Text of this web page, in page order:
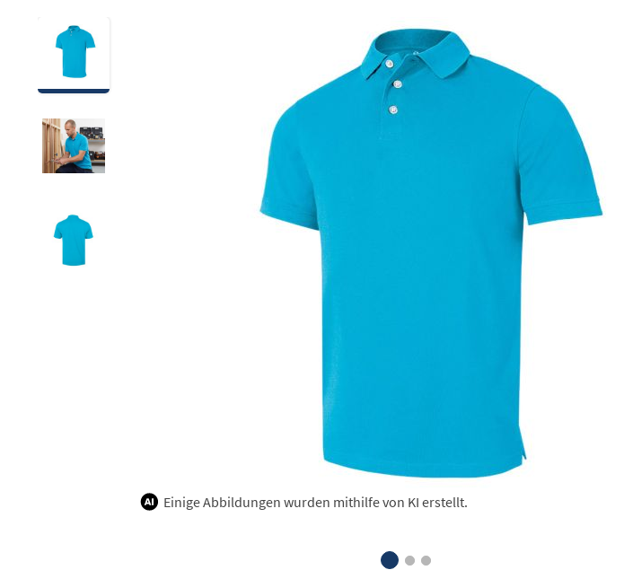
Einige Abbildungen wurden mithilfe von KI erstellt.